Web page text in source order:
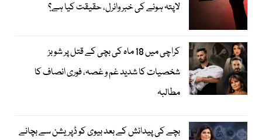
لاپتہ ہونے کی خبر وائرل، حقیقت کیا ہے؟
کراچی میں 18 ماہ کی بچی کے قتل پر شوبز
شخصیات کا شدید غم و غصہ، فوری انصاف کا
مطالبہ
بچے کی پیدائش کے بعد بیوی کو ڈپریشن سے بچانے